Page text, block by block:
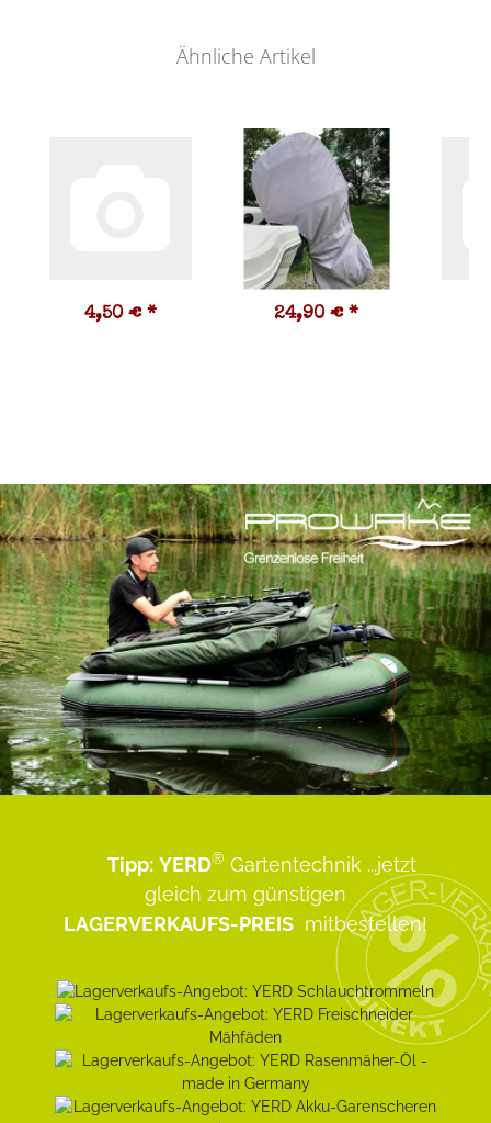
Ähnliche Artikel
4,50 € * 24,90 € *
Tipp: YERD® Gartentechnik ...jetzt
gleich zum günstigen
LAGERVERKAUFS-PREIS mitbestellen!